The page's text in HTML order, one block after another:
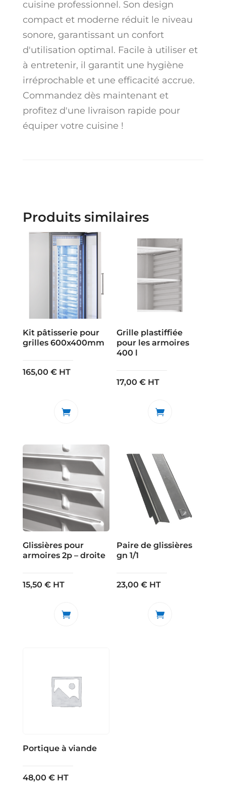
cuisine professionnel. Son design
compact et moderne réduit le niveau
sonore, garantissant un confort
d'utilisation optimal. Facile à utiliser et
à entretenir, il garantit une hygiène
irréprochable et une efficacité accrue.
Commandez dès maintenant et
profitez d'une livraison rapide pour
équiper votre cuisine !
Produits similaires
Kit pâtisserie pour
grilles 600x400mm
165,00 € HT
Grille plastiffiée
pour les armoires
400 l
17,00€ HT
Glissières pour
armoires 2p – droite
15,50 € HT
Paire de glissières
gn 1/1
23,00€ HT
Portique à viande
48,00 € HT